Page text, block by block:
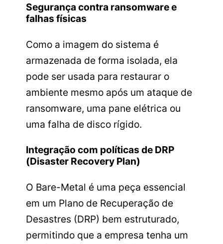
Segurança contra ransomware e
falhas físicas
Como a imagem do sistema é
armazenada de forma isolada, ela
pode ser usada para restaurar o
ambiente mesmo após um ataque de
ransomware, uma pane elétrica ou
uma falha de disco rígido.
Integração com políticas de DRP
(Disaster Recovery Plan)
O Bare-Metal é uma peça essencial
em um Plano de Recuperação de
Desastres (DRP) bem estruturado,
permitindo que a empresa tenha um